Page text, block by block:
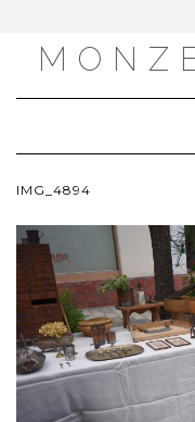
IMG_4894